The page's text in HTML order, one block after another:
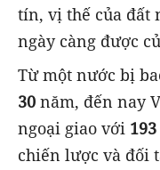
tín, vị thế của đất
ngày càng được
Từ một nước bị
30 năm, đến nay
ngoại giao với 193
chiến lược và đối